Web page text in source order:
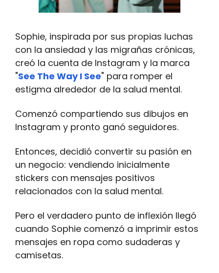
Sophie, inspirada por sus propias luchas
con la ansiedad y las migrañas crónicas,
creó la cuenta de Instagram y la marca
"See The Way I See" para romper el
estigma alrededor de la salud mental.
Comenzó compartiendo sus dibujos en
Instagram y pronto ganó seguidores.
Entonces, decidió convertir su pasión en
un negocio: vendiendo inicialmente
stickers con mensajes positivos
relacionados con la salud mental​.
Pero el verdadero punto de inflexión llegó
cuando Sophie comenzó a imprimir estos
mensajes en ropa como sudaderas y
camisetas.